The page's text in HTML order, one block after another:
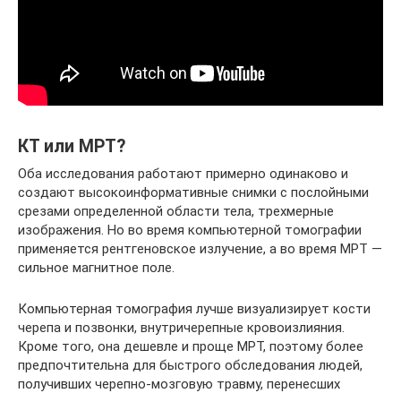
КТ или МРТ?
Оба исследования работают примерно одинаково и
создают высокоинформативные снимки с послойными
срезами определенной области тела, трехмерные
изображения. Но во время компьютерной томографии
применяется рентгеновское излучение, а во время МРТ —
сильное магнитное поле.
Компьютерная томография лучше визуализирует кости
черепа и позвонки, внутричерепные кровоизлияния.
Кроме того, она дешевле и проще МРТ, поэтому более
предпочтительна для быстрого обследования людей,
получивших черепно-мозговую травму, перенесших